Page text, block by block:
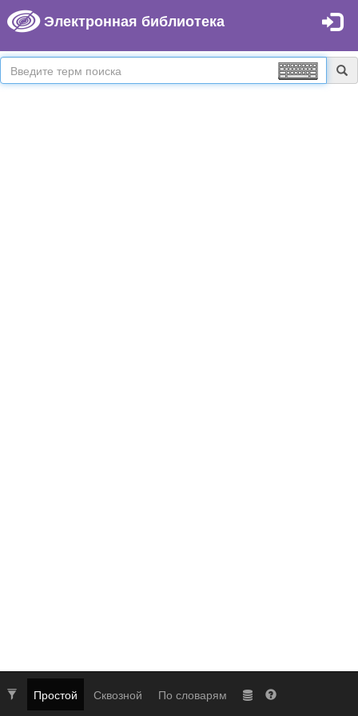
Электронная библиотека
Простой Сквозной По словарям